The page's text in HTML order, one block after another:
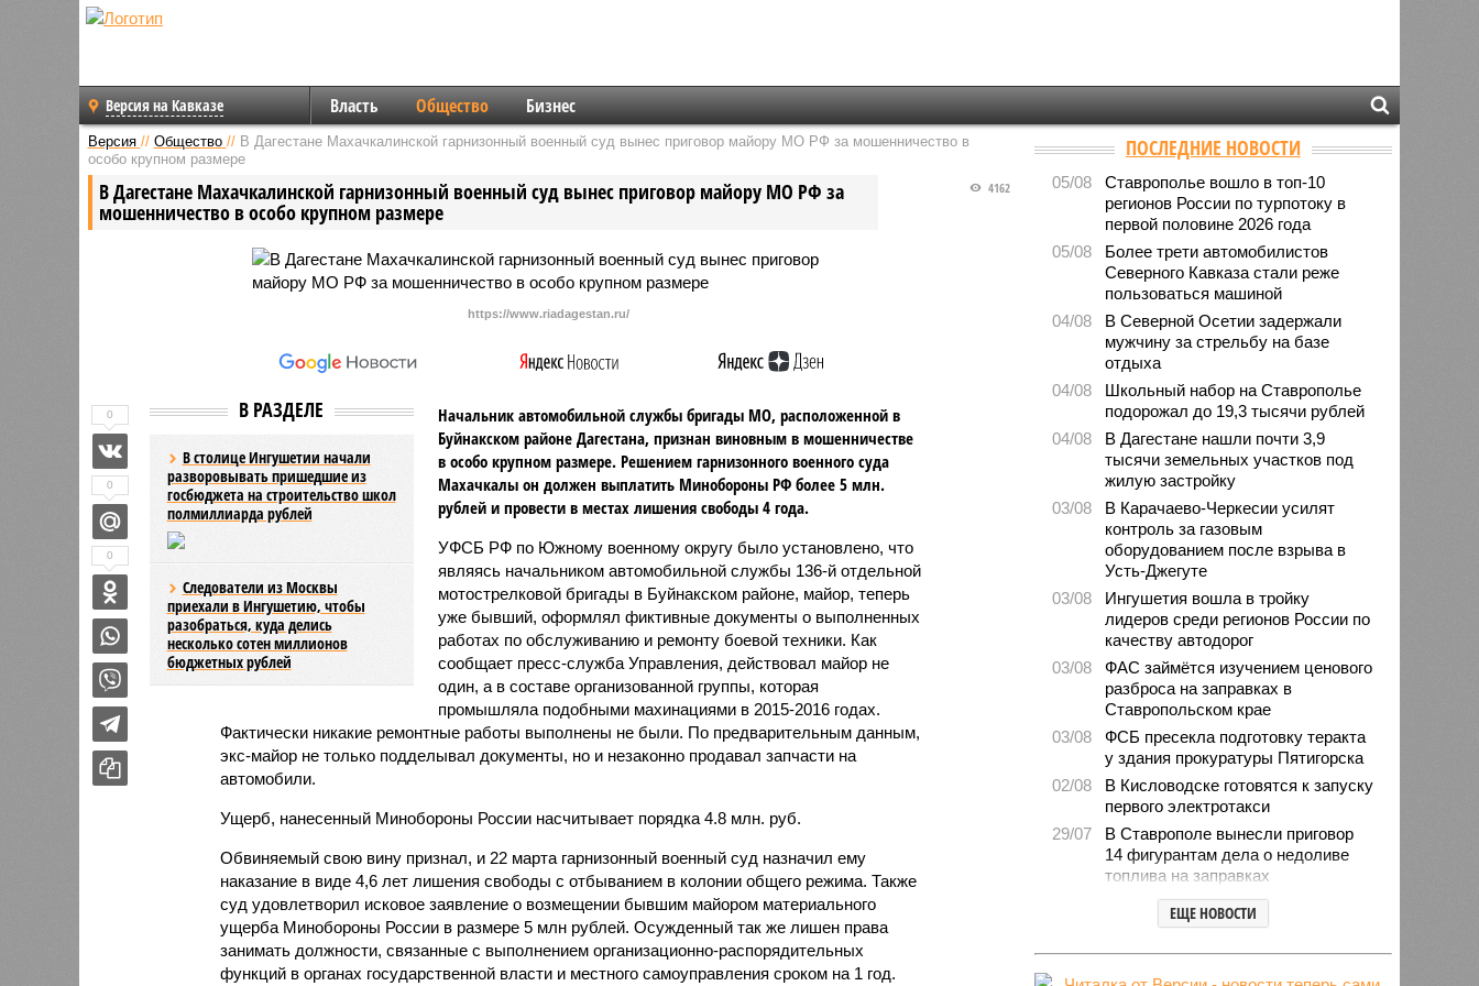
Версия на Кавказе Власть Общество Бизнес
Версия // Общество // В Дагестане Махачкалинской гарнизонный военный суд вынес приговор майору МО РФ за мошенничество в
особо крупном размере
В Дагестане Махачкалинской гарнизонный военный суд вынес приговор майору МО РФ за
мошенничество в особо крупном размере
4162
https://www.riadagestan.ru/
В РАЗДЕЛЕ
В столице Ингушетии начали
разворовывать пришедшие из
госбюджета на строительство школ
полмиллиарда рублей
Следователи из Москвы
приехали в Ингушетию, чтобы
разобраться, куда делись
несколько сотен миллионов
бюджетных рублей
Начальник автомобильной службы бригады МО, расположенной в
Буйнакском районе Дагестана, признан виновным в мошенничестве
в особо крупном размере. Решением гарнизонного военного суда
Махачкалы он должен выплатить Минобороны РФ более 5 млн.
рублей и провести в местах лишения свободы 4 года.
УФСБ РФ по Южному военному округу было установлено, что
являясь начальником автомобильной службы 136-й отдельной
мотострелковой бригады в Буйнакском районе, майор, теперь
уже бывший, оформлял фиктивные документы о выполненных
работах по обслуживанию и ремонту боевой техники. Как
сообщает пресс-служба Управления, действовал майор не
один, а в составе организованной группы, которая
промышляла подобными махинациями в 2015-2016 годах.
Фактически никакие ремонтные работы выполнены не были. По предварительным данным,
экс-майор не только подделывал документы, но и незаконно продавал запчасти на
автомобили.
Ущерб, нанесенный Минобороны России насчитывает порядка 4.8 млн. руб.
Обвиняемый свою вину признал, и 22 марта гарнизонный военный суд назначил ему
наказание в виде 4,6 лет лишения свободы с отбыванием в колонии общего режима. Также
суд удовлетворил исковое заявление о возмещении бывшим майором материального
ущерба Минобороны России в размере 5 млн рублей. Осужденный так же лишен права
занимать должности, связанные с выполнением организационно-распорядительных
функций в органах государственной власти и местного самоуправления сроком на 1 год.
0
0
0
ПОСЛЕДНИЕ НОВОСТИ
05/08
Ставрополье вошло в топ-10
регионов России по турпотоку в
первой половине 2026 года
05/08
Более трети автомобилистов
Северного Кавказа стали реже
пользоваться машиной
04/08
В Северной Осетии задержали
мужчину за стрельбу на базе
отдыха
04/08
Школьный набор на Ставрополье
подорожал до 19,3 тысячи рублей
04/08
В Дагестане нашли почти 3,9
тысячи земельных участков под
жилую застройку
03/08
В Карачаево-Черкесии усилят
контроль за газовым
оборудованием после взрыва в
Усть-Джегуте
03/08
Ингушетия вошла в тройку
лидеров среди регионов России по
качеству автодорог
03/08
ФАС займётся изучением ценового
разброса на заправках в
Ставропольском крае
03/08
ФСБ пресекла подготовку теракта
у здания прокуратуры Пятигорска
02/08
В Кисловодске готовятся к запуску
первого электротакси
29/07
В Ставрополе вынесли приговор
14 фигурантам дела о недоливе
топлива на заправках
Продажи подержанных авто в
СКФО сократились в 2026 году
28/07
Авиалесоохрана предупредила о
ЕЩЕ НОВОСТИ